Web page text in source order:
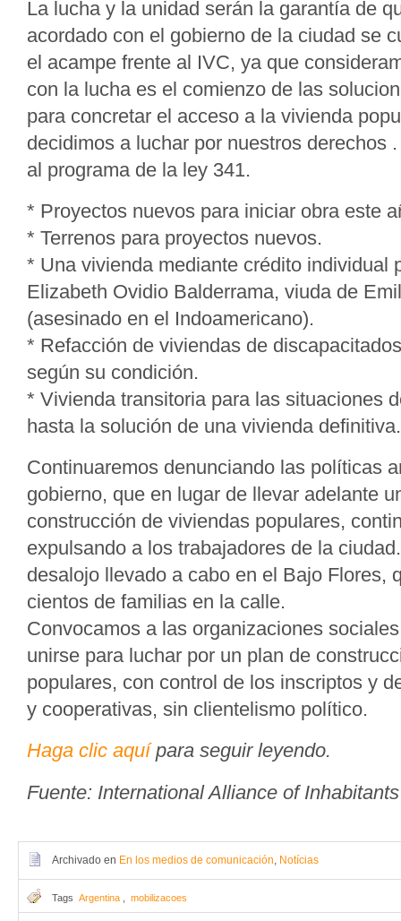
La lucha y la unidad serán la garantía de
acordado con el gobierno de la ciudad se
el acampe frente al IVC, ya que
con la lucha es el comienzo de las
para concretar el acceso a la vivienda
decidimos a luchar por nuestros derechos
al programa de la ley 341.
* Proyectos nuevos para iniciar obra este
* Terrenos para proyectos nuevos.
* Una vivienda mediante crédito individual
Elizabeth Ovidio Balderrama, viuda de
(asesinado en el Indoamericano).
* Refacción de viviendas de
según su condición.
* Vivienda transitoria para las situaciones
hasta la solución de una vivienda definitiva.
Continuaremos denunciando las políticas
gobierno, que en lugar de llevar adelante
construcción de viviendas populares,
expulsando a los trabajadores de la
desalojo llevado a cabo en el Bajo Flores,
cientos de familias en la calle.
Convocamos a las organizaciones
unirse para luchar por un plan de
populares, con control de los inscriptos y
y cooperativas, sin clientelismo político.
Haga clic aquípara seguir leyendo.
Fuente: International Alliance of Inhabitants
Archivado en En los medios de comunicación, Notícias
Tags Argentina mobilizacoes